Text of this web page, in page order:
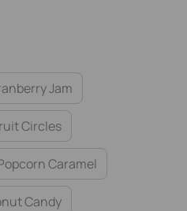
Jam
Circles
Caramel
Candy